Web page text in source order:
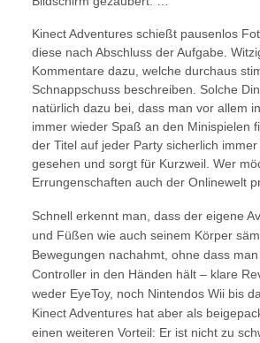
Kinect Adventures schießt pausenlos
diese nach Abschluss der Aufgabe.
Kommentare dazu, welche durchaus
Schnappschuss beschreiben. Solche
natürlich dazu bei, dass man vor allem
immer wieder Spaß an den Minispielen
der Titel auf jeder Party sicherlich
gesehen und sorgt für Kurzweil. Wer
Errungenschaften auch der Onlinewelt
Schnell erkennt man, dass der eigene
und Füßen wie auch seinem Körper
Bewegungen nachahmt, ohne dass
Controller in den Händen hält – klare
weder EyeToy, noch Nintendos Wii bis
Kinect Adventures hat aber als
einen weiteren Vorteil: Er ist nicht zu